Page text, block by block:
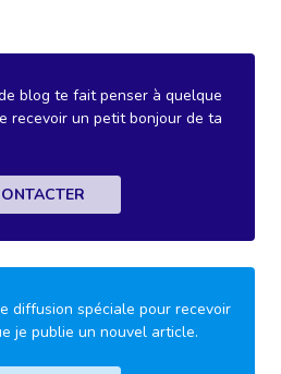
blog te fait penser à quelque
recevoir un petit bonjour de ta
diffusion spéciale pour recevoir
je publie un nouvel article.